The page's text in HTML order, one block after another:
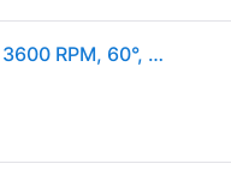
Makita LS003GZ01, Doppelte Fase, Bürstenlos, 3600 RPM, 60°, 60°, 48°